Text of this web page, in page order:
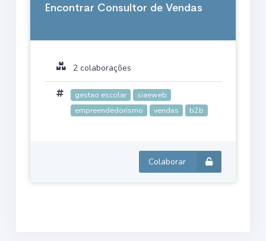
Encontrar Consultor de Vendas
2 colaborações
gestao escolar
siaeweb
empreendedorismo
vendas b2b
Colaborar